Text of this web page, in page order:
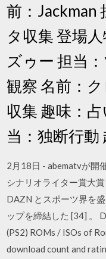
前：Jackman
タ収集 登場
ズゥー 担当
観察 名前：
収集 趣味：
当：独断行動
2月18日 - abematvが開
シナリオライター賞大
DAZN とスポーツ界を
ップを締結した [34] 。
(PS2) ROMs / ISOs of
download count and